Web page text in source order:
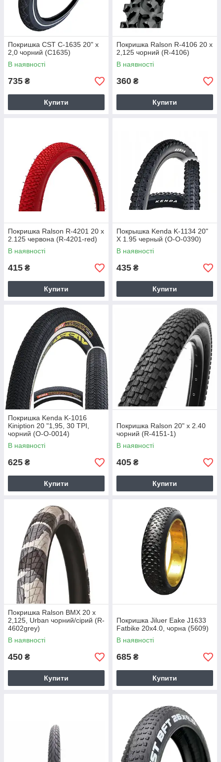
Покришка CST C-1635 20" x
2,0 чорний (C1635)
В наявності
735 ₴
Купити
Покришка Ralson R-4106 20 x
2,125 чорний (R-4106)
В наявності
360 ₴
Купити
Покришка Ralson R-4201 20 x
2.125 червона (R-4201-red)
В наявності
415 ₴
Купити
Покрышка Kenda K-1134 20"
Х 1.95 черный (O-O-0390)
В наявності
435 ₴
Купити
Покришка Kenda K-1016
Kiniption 20 "1,95, 30 TPI,
чорний (O-O-0014)
В наявності
625 ₴
Купити
Покришка Ralson 20" x 2.40
чорний (R-4151-1)
В наявності
405 ₴
Купити
Покришка Ralson BMX 20 x
2,125, Urban чорний/сірий (R-
4602grey)
В наявності
450 ₴
Купити
Покришка Jiluer Eake J1633
Fatbike 20х4.0, чорна (5609)
В наявності
685 ₴
Купити